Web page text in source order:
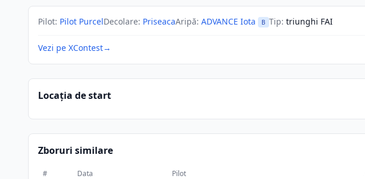
Pilot: Pilot PurcelDecolare: PriseacaAripă: ADVANCE Iota B Tip: triunghi FAI
Vezi pe XContest→
Locația de start
Zboruri similare
# Data Pilot